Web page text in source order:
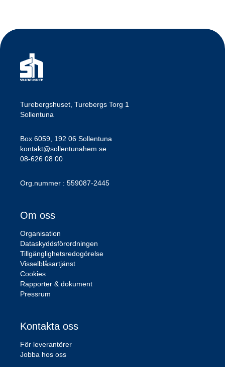
Turebergshuset, Turebergs Torg 1
Sollentuna
Box 6059, 192 06 Sollentuna
kontakt@sollentunahem.se
08-626 08 00
Org.nummer : 559087-2445
Om oss
Organisation
Dataskyddsförordningen
Tillgänglighetsredogörelse
Visselblåsartjänst
Cookies
Rapporter & dokument
Pressrum
Kontakta oss
För leverantörer
Jobba hos oss